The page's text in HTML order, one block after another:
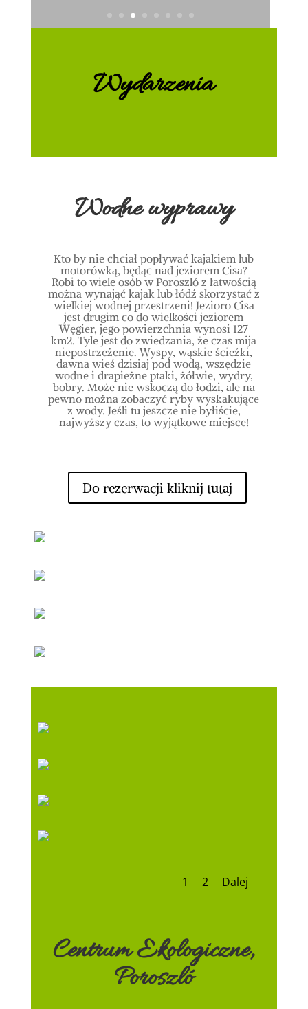
Wydarzenia
Wodne wyprawy
Kto by nie chciał popływać kajakiem lub
motorówką, będąc nad jeziorem Cisa?
Robi to wiele osób w Poroszló z łatwością
można wynająć kajak lub łódź skorzystać z
wielkiej wodnej przestrzeni! Jezioro Cisa
jest drugim co do wielkości jeziorem
Węgier, jego powierzchnia wynosi 127
km2. Tyle jest do zwiedzania, że czas mija
niepostrzeżenie. Wyspy, wąskie ścieźki,
dawna wieś dzisiaj pod wodą, wszędzie
wodne i drapieżne ptaki, żółwie, wydry,
bobry. Może nie wskoczą do łodzi, ale na
pewno można zobaczyć ryby wyskakujące
z wody. Jeśli tu jeszcze nie byłiście,
najwyższy czas, to wyjątkowe miejsce!
Do rezerwacji kliknij tutaj
1 2 Dalej
Centrum Ekologiczne,
Poroszló